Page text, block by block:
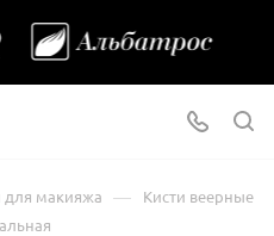
для макияжа — Кисти веерные